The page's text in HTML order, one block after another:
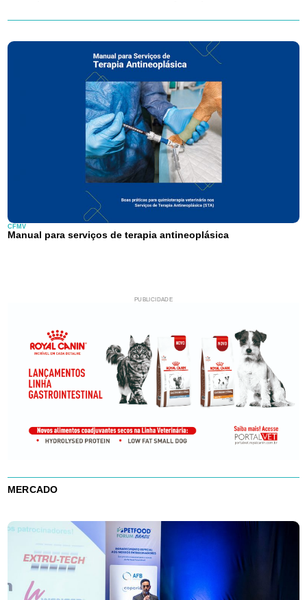
CFMV
Manual para serviços de terapia antineoplásica
PUBLICIDADE
MERCADO